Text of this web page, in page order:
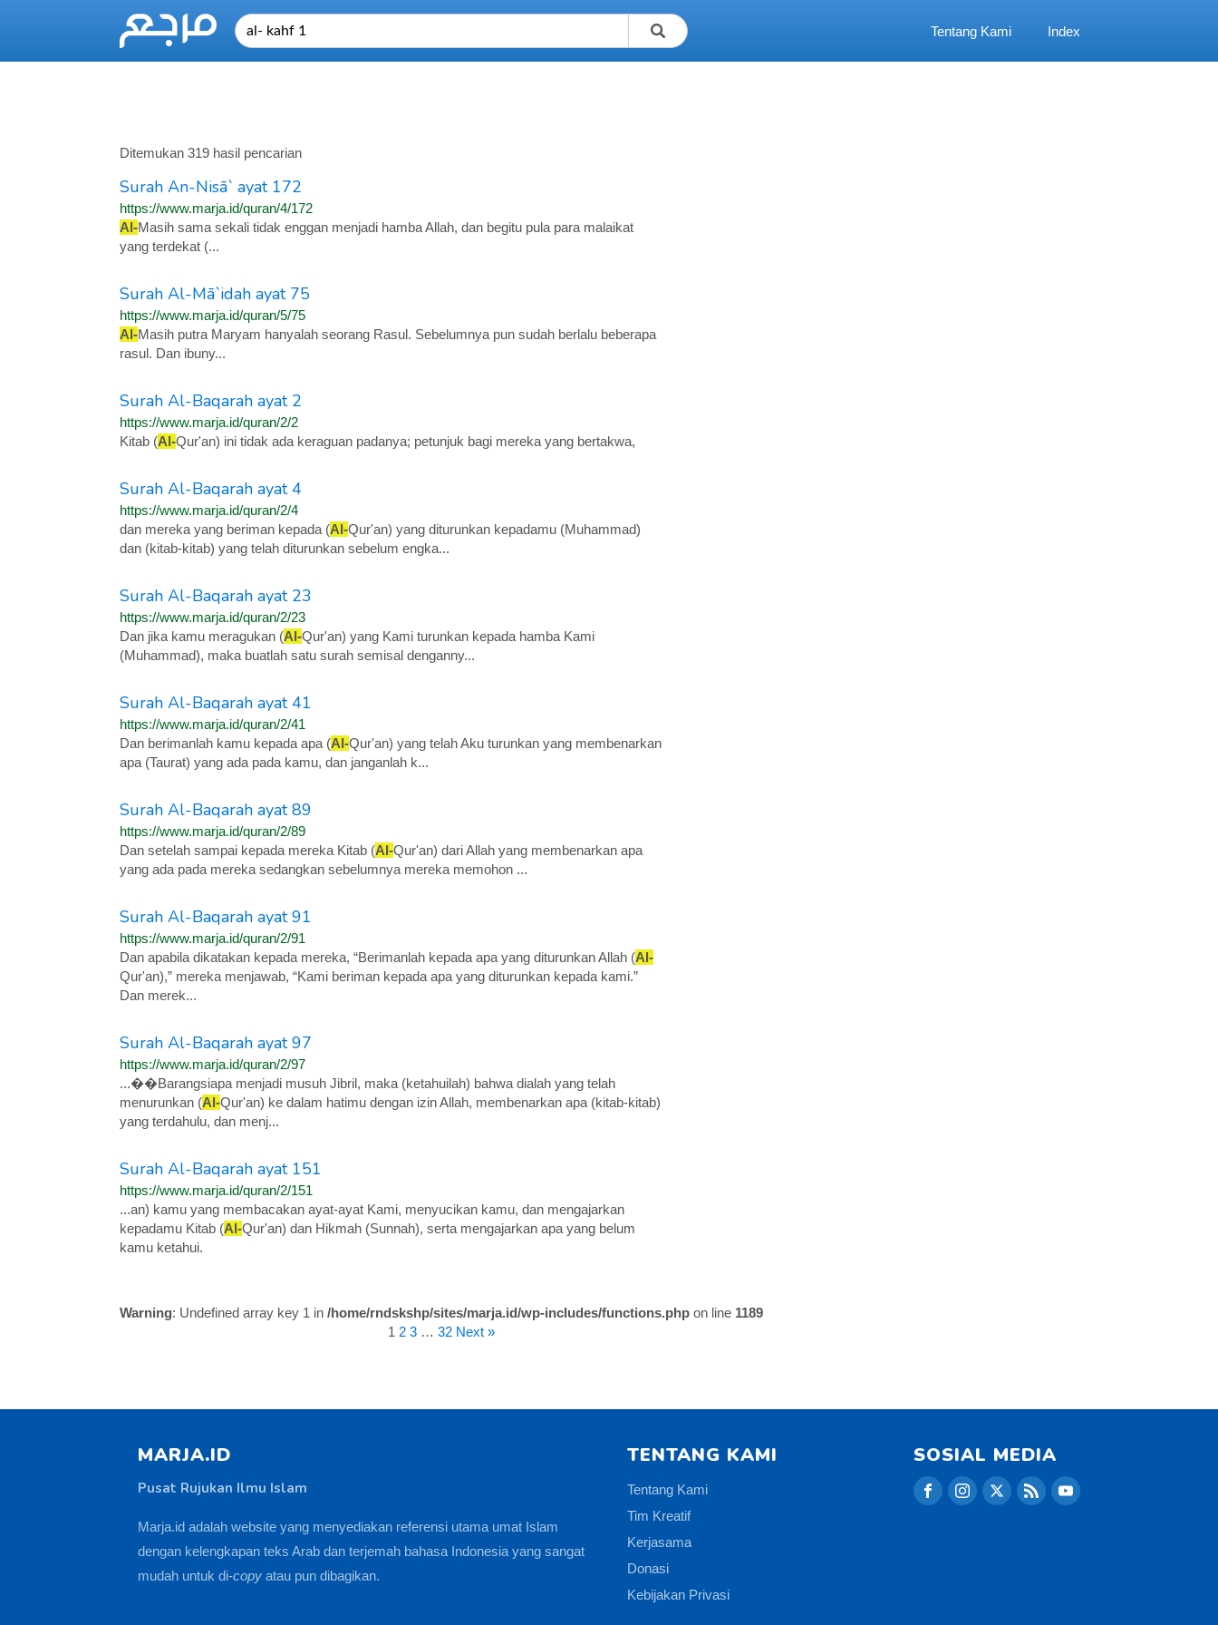
Tentang Kami Index
Ditemukan 319 hasil pencarian
Surah An-Nisā` ayat 172
https://www.marja.id/quran/4/172
Al-Masih sama sekali tidak enggan menjadi hamba Allah, dan begitu pula para malaikat
yang terdekat (...
Surah Al-Mā`idah ayat 75
https://www.marja.id/quran/5/75
Al-Masih putra Maryam hanyalah seorang Rasul. Sebelumnya pun sudah berlalu beberapa
rasul. Dan ibuny...
Surah Al-Baqarah ayat 2
https://www.marja.id/quran/2/2
Kitab (Al-Qur'an) ini tidak ada keraguan padanya; petunjuk bagi mereka yang bertakwa,
Surah Al-Baqarah ayat 4
https://www.marja.id/quran/2/4
dan mereka yang beriman kepada (Al-Qur'an) yang diturunkan kepadamu (Muhammad)
dan (kitab-kitab) yang telah diturunkan sebelum engka...
Surah Al-Baqarah ayat 23
https://www.marja.id/quran/2/23
Dan jika kamu meragukan (Al-Qur'an) yang Kami turunkan kepada hamba Kami
(Muhammad), maka buatlah satu surah semisal denganny...
Surah Al-Baqarah ayat 41
https://www.marja.id/quran/2/41
Dan berimanlah kamu kepada apa (Al-Qur'an) yang telah Aku turunkan yang membenarkan
apa (Taurat) yang ada pada kamu, dan janganlah k...
Surah Al-Baqarah ayat 89
https://www.marja.id/quran/2/89
Dan setelah sampai kepada mereka Kitab (Al-Qur'an) dari Allah yang membenarkan apa
yang ada pada mereka sedangkan sebelumnya mereka memohon ...
Surah Al-Baqarah ayat 91
https://www.marja.id/quran/2/91
Dan apabila dikatakan kepada mereka, “Berimanlah kepada apa yang diturunkan Allah (Al-
Qur'an),” mereka menjawab, “Kami beriman kepada apa yang diturunkan kepada kami.”
Dan merek...
Surah Al-Baqarah ayat 97
https://www.marja.id/quran/2/97
...��Barangsiapa menjadi musuh Jibril, maka (ketahuilah) bahwa dialah yang telah
menurunkan (Al-Qur'an) ke dalam hatimu dengan izin Allah, membenarkan apa (kitab-kitab)
yang terdahulu, dan menj...
Surah Al-Baqarah ayat 151
https://www.marja.id/quran/2/151
...an) kamu yang membacakan ayat-ayat Kami, menyucikan kamu, dan mengajarkan
kepadamu Kitab (Al-Qur'an) dan Hikmah (Sunnah), serta mengajarkan apa yang belum
kamu ketahui.
Warning: Undefined array key 1 in /home/rndskshp/sites/marja.id/wp-includes/functions.php on line 1189
1 2 3 … 32 Next »
MARJA.ID
Pusat Rujukan Ilmu Islam
Marja.id adalah website yang menyediakan referensi utama umat Islam
dengan kelengkapan teks Arab dan terjemah bahasa Indonesia yang sangat
mudah untuk di-copy atau pun dibagikan.
TENTANG KAMI
Tentang Kami
Tim Kreatif
Kerjasama
Donasi
Kebijakan Privasi
SOSIAL MEDIA